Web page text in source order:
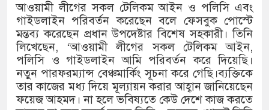
আওয়ামী লীগের সকল টেলিকম আইন ও পলিসি এবং
গাইডলাইন পরিবর্তন করেছেন বলে ফেসবুক পোস্টে
মন্তব্য করেছেন প্রধান উপদেষ্টার বিশেষ সহকারী। তিনি
লিখেছেন, ‘আওয়ামী লীগের সকল টেলিকম আইন,
পলিসি ও গাইডলাইন আমি পরিবর্তন করে দিয়েছি।
নতুন পারফরম্যান্স বেঞ্চমার্কিং সূচনা করে গেছি।ব্যক্তিকে
তার কাজের মধ্য দিয়ে মূল্যায়ন করার আহ্বান জানিয়েছেন
ফয়েজ আহমদ। না হলে ভবিষ্যতে কেউ দেশে কাজ করতে